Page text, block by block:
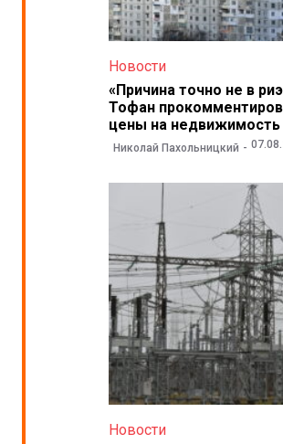
Новости
«Причина точно не в
Тофан
цены на недвижимость
Николай Пахольницкий
Новости